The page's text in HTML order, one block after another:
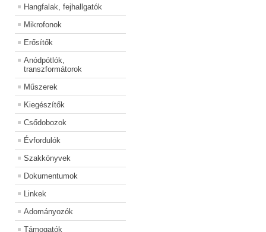
Hangfalak, fejhallgatók
Mikrofonok
Erősítők
Anódpótlók,
transzformátorok
Műszerek
Kiegészítők
Csődobozok
Évfordulók
Szakkönyvek
Dokumentumok
Linkek
Adományozók
Támogatók